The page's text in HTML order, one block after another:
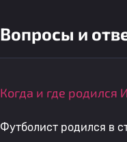
Вопросы и
Когда и где родился
Футболист родился в